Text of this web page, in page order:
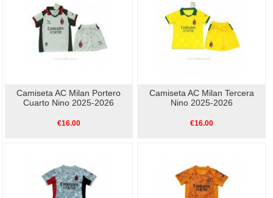
Camiseta AC Milan Portero
Cuarto Nino 2025-2026
€16.00
Camiseta AC Milan Tercera
Nino 2025-2026
€16.00